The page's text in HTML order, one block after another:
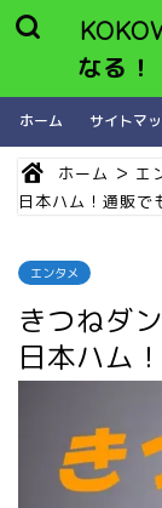
なる！
ホーム サイトマ
ホーム > エ
日本ハム！通販で
エンタメ
きつねダ
日本ハム